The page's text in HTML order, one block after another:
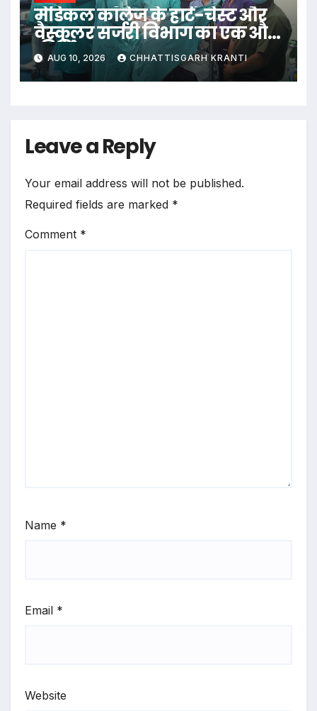
​मेडिकल कॉलेज के हार्ट-चेस्ट और
वैस्कुलर सर्जरी विभाग का एक और
कीर्तिमान
AUG 10, 2026 CHHATTISGARH KRANTI
Leave a Reply
Your email address will not be published.
Required fields are marked *
Comment *
Name *
Email *
Website